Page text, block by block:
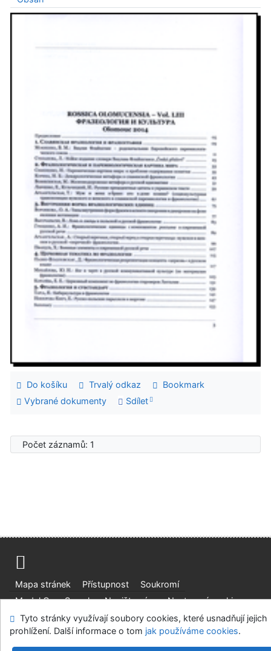
Do košíku Trvalý odkaz
Bookmark
Vybrané dokumenty
Sdílet
Počet záznamů: 1
Mapa stránek Přístupnost
Soukromí
Modul OpenSearch
Napište nám Nastavení cookies
Univerzitní knihovna - Univerzita Hradec Králové
©1993-2026IPACv.4.8.63a-Cosmotron Bohemia, s.r.o.
Tyto stránky využívají soubory cookies, které usnadňují jejich
prohlížení. Další informace o tom jak používáme cookies.